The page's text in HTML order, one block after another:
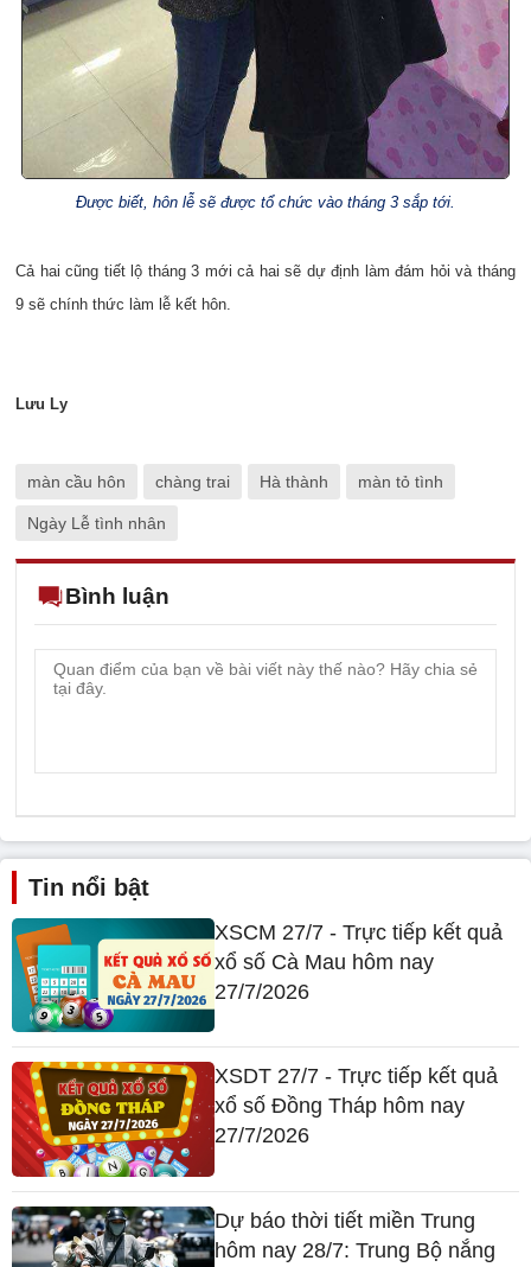
Được biết, hôn lễ sẽ được tổ chức vào tháng 3 sắp tới.
Cả hai cũng tiết lộ tháng 3 mới cả hai sẽ dự định làm đám hỏi và tháng
9 sẽ chính thức làm lễ kết hôn.
Lưu Ly
màn cầu hôn chàng trai Hà thành màn tỏ tình
Ngày Lễ tình nhân
Bình luận
Tin nổi bật
XSCM 27/7 - Trực tiếp kết quả
xổ số Cà Mau hôm nay
27/7/2026
XSDT 27/7 - Trực tiếp kết quả
xổ số Đồng Tháp hôm nay
27/7/2026
Dự báo thời tiết miền Trung
hôm nay 28/7: Trung Bộ nắng